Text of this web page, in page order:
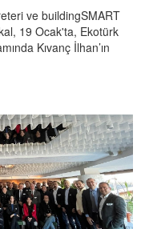
ve buildingSMART
19 Ocak'ta, Ekotürk
Kıvanç İlhan’ın